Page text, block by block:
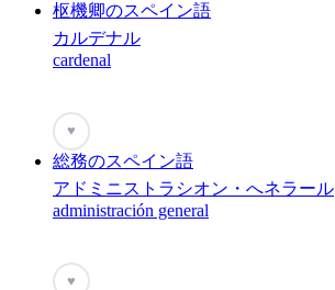
枢機卿のスペイン語
カルデナル
cardenal
♥
総務のスペイン語
アドミニストラシオン・へネラール
administración general
♥